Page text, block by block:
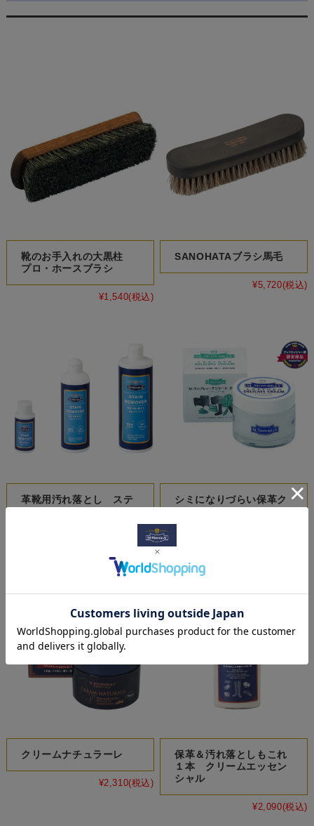
靴のお手入れの大黒柱
プロ・ホースブラシ
¥1,540(税込)
SANOHATAブラシ馬毛
¥5,720(税込)
革靴用汚れ落とし ステ
～
シミになりづらい保革ク
ーム
クリームナチュラーレ
¥2,310(税込)
保革＆汚れ落としもこれ
１本 クリームエッセン
シャル
¥2,090(税込)